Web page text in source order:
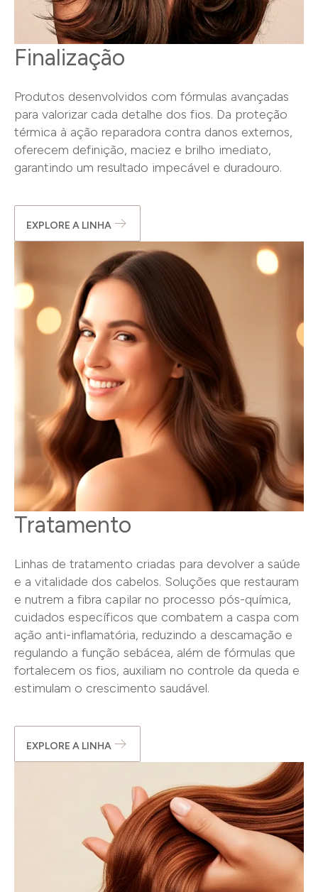
Finalização
Produtos desenvolvidos com fórmulas avançadas
para valorizar cada detalhe dos fios. Da proteção
térmica à ação reparadora contra danos externos,
oferecem definição, maciez e brilho imediato,
garantindo um resultado impecável e duradouro.
EXPLORE A LINHA
Tratamento
Linhas de tratamento criadas para devolver a saúde
e a vitalidade dos cabelos. Soluções que restauram
e nutrem a fibra capilar no processo pós-química,
cuidados específicos que combatem a caspa com
ação anti-inflamatória, reduzindo a descamação e
regulando a função sebácea, além de fórmulas que
fortalecem os fios, auxiliam no controle da queda e
estimulam o crescimento saudável.
EXPLORE A LINHA